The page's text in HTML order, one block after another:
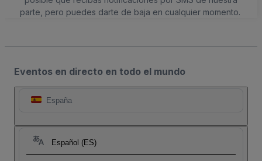
parte, pero puedes darte de baja en cualquier momento.
Eventos en directo en todo el mundo
España
Español (ES)